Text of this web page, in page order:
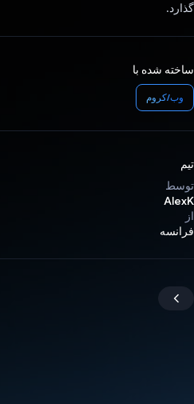
گذارد.
ساخته شده با
وب/کروم
تیم
توسط
AlexK
از
فرانسه